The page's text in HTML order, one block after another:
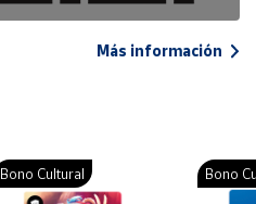
Más información
Bono Cultural Bono